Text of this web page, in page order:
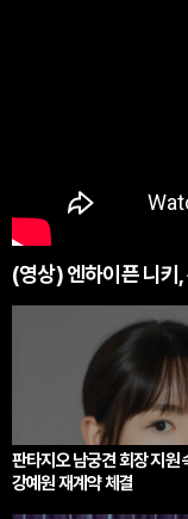
(영상) 엔하이픈 니키,
판타지오 남궁견 회장 지원
강예원 재계약 체결